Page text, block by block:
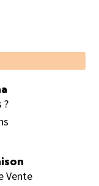
?
Vente